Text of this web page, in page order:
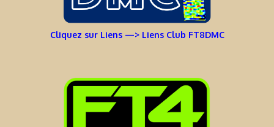
Cliquez sur Liens —> Liens Club FT8DMC